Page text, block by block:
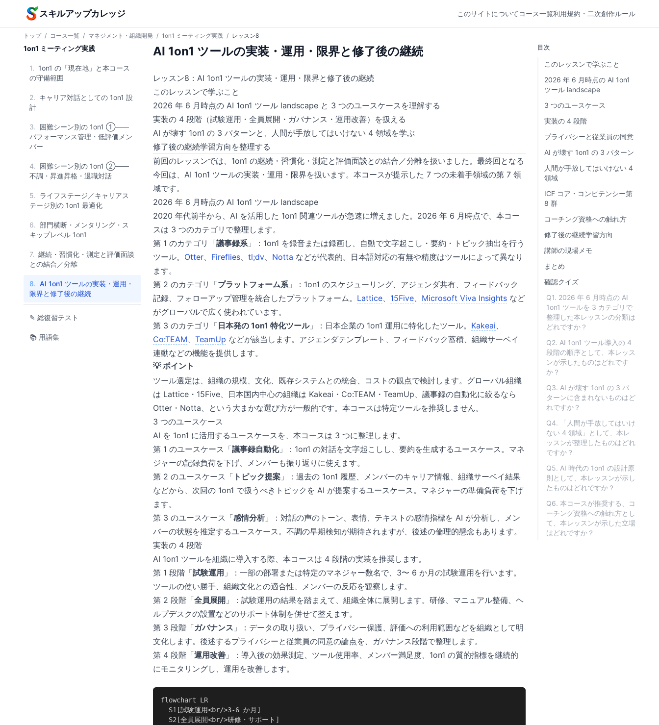
本文へスキップ
スキルアップカレッジ このサイトについて コース一覧利用規約・二次創作ルール
トップ / コース一覧 / マネジメント・組織開発 / 1on1 ミーティング実践 / レッスン8
1on1 ミーティング実践
1. 1on1 の「現在地」と本コース
の守備範囲
2. キャリア対話としての 1on1 設
計
3. 困難シーン別の 1on1 ①——
パフォーマンス管理・低評価メン
バー
4. 困難シーン別の 1on1 ②——
不調・昇進昇格・退職対話
5. ライフステージ／キャリアス
テージ別の 1on1 最適化
6. 部門横断・メンタリング・ス
キップレベル 1on1
7. 継続・習慣化・測定と評価面談
との結合／分離
8. AI 1on1 ツールの実装・運用・
限界と修了後の継続
✎ 総復習テスト
📚 用語集
AI 1on1 ツールの実装・運用・限界と修了後の継続
レッスン8：AI 1on1 ツールの実装・運用・限界と修了後の継続
このレッスンで学ぶこと
2026 年 6 月時点の AI 1on1 ツール landscape と 3 つのユースケースを理解する
実装の 4 段階（試験運用・全員展開・ガバナンス・運用改善）を扱える
AI が壊す 1on1 の 3 パターンと、人間が手放してはいけない 4 領域を学ぶ
修了後の継続学習方向を整理する
前回のレッスンでは、1on1 の継続・習慣化・測定と評価面談との結合／分離を扱いました。最終回となる
今回は、AI 1on1 ツールの実装・運用・限界を扱います。本コースが提示した 7 つの未着手領域の第 7 領
域です。
2026 年 6 月時点の AI 1on1 ツール landscape
2020 年代前半から、AI を活用した 1on1 関連ツールが急速に増えました。2026 年 6 月時点で、本コー
スは 3 つのカテゴリで整理します。
第 1 のカテゴリ「議事録系」：1on1 を録音または録画し、自動で文字起こし・要約・トピック抽出を行う
ツール。 Otter、 Fireflies、 tl;dv、 Notta などが代表的。日本語対応の有無や精度はツールによって異なり
ます。
第 2 のカテゴリ「プラットフォーム系」：1on1 のスケジューリング、アジェンダ共有、フィードバック
記録、フォローアップ管理を統合したプラットフォーム。 Lattice、 15Five、 Microsoft Viva Insights など
がグローバルで広く使われています。
第 3 のカテゴリ「 日本発の 1on1 特化ツール」：日本企業の 1on1 運用に特化したツール。 Kakeai、
Co:TEAM、 TeamUp などが該当します。アジェンダテンプレート、フィードバック蓄積、組織サーベイ
連動などの機能を提供します。
💡 ポイント
ツール選定は、組織の規模、文化、既存システムとの統合、コストの観点で検討します。グローバル組織
は Lattice・15Five、日本国内中心の組織は Kakeai・Co:TEAM・TeamUp、議事録の自動化に絞るなら
Otter・Notta、という大まかな選び方が一般的です。本コースは特定ツールを推奨しません。
3 つのユースケース
AI を 1on1 に活用するユースケースを、本コースは 3 つに整理します。
第 1 のユースケース「議事録自動化」：1on1 の対話を文字起こしし、要約を生成するユースケース。マネ
ジャーの記録負荷を下げ、メンバーも振り返りに使えます。
第 2 のユースケース「 トピック提案 」：過去の 1on1 履歴、メンバーのキャリア情報、組織サーベイ結果
などから、次回の 1on1 で扱うべきトピックを AI が提案するユースケース。マネジャーの準備負荷を下げ
ます。
第 3 のユースケース「感情分析」：対話の声のトーン、表情、テキストの感情指標を AI が分析し、メン
バーの状態を推定するユースケース。不調の早期検知が期待されますが、後述の倫理的懸念もあります。
実装の 4 段階
AI 1on1 ツールを組織に導入する際、本コースは 4 段階の実装を推奨します。
第 1 段階「試験運用 」：一部の部署または特定のマネジャー数名で、3〜 6 か月の試験運用を行います。
ツールの使い勝手、組織文化との適合性、メンバーの反応を観察します。
第 2 段階「全員展開 」：試験運用の結果を踏まえて、組織全体に展開します。研修、マニュアル整備、ヘ
ルプデスクの設置などのサポート体制を併せて整えます。
第 3 段階「ガバナンス 」：データの取り扱い、プライバシー保護、評価への利用範囲などを組織として明
文化します。後述するプライバシーと従業員の同意の論点を、ガバナンス段階で整理します。
第 4 段階「運用改善 」：導入後の効果測定、ツール使用率、メンバー満足度、1on1 の質的指標を継続的
にモニタリングし、運用を改善します。
flowchart LR
  S1[試験運用<br/>3-6 か月]
  S2[全員展開<br/>研修・サポート]
目次
このレッスンで学ぶこと
2026 年 6 月時点の AI 1on1
ツール landscape
3 つのユースケース
実装の 4 段階
プライバシーと従業員の同意
AI が壊す 1on1 の 3 パターン
人間が手放してはいけない 4
領域
ICF コア・コンピテンシー第
8 群
コーチング資格への触れ方
修了後の継続学習方向
講師の現場メモ
まとめ
確認クイズ
Q1. 2026 年 6 月時点の AI
1on1 ツールを 3 カテゴリで
整理した本レッスンの分類は
どれですか？
Q2. AI 1on1 ツール導入の 4
段階の順序として、本レッス
ンが示したものはどれです
か？
Q3. AI が壊す 1on1 の 3 パ
ターンに含まれないものはど
れですか？
Q4. 「人間が手放してはいけ
ない 4 領域」として、本レ
ッスンが整理したものはどれ
ですか？
Q5. AI 時代の 1on1 の設計原
則として、本レッスンが示し
たものはどれですか？
Q6. 本コースが推奨する、コ
ーチング資格への触れ方とし
て、本レッスンが示した立場
はどれですか？